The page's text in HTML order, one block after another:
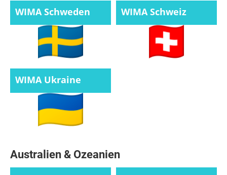
WIMA Schweden WIMA Schweiz
WIMA Ukraine
Australien & Ozeanien